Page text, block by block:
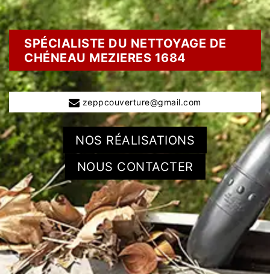
SPÉCIALISTE DU NETTOYAGE DE
CHÉNEAU MEZIERES 1684
zeppcouverture@gmail.com
NOS RÉALISATIONS
NOUS CONTACTER